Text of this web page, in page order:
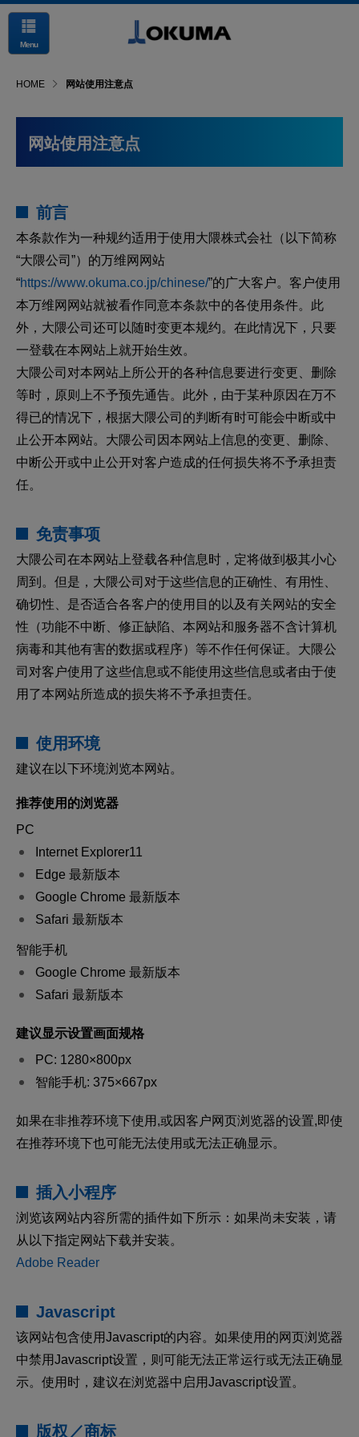
Menu
HOME 网站使用注意点
网站使用注意点
前言
本条款作为一种规约适用于使用大隈株式会社（以下简称
“大隈公司”）的万维网网站
“https://www.okuma.co.jp/chinese/”的广大客户。客户使用
本万维网网站就被看作同意本条款中的各使用条件。此
外，大隈公司还可以随时变更本规约。在此情况下，只要
一登载在本网站上就开始生效。
大隈公司对本网站上所公开的各种信息要进行变更、删除
等时，原则上不予预先通告。此外，由于某种原因在万不
得已的情况下，根据大隈公司的判断有时可能会中断或中
止公开本网站。大隈公司因本网站上信息的变更、删除、
中断公开或中止公开对客户造成的任何损失将不予承担责
任。
免责事项
大隈公司在本网站上登载各种信息时，定将做到极其小心
周到。但是，大隈公司对于这些信息的正确性、有用性、
确切性、是否适合各客户的使用目的以及有关网站的安全
性（功能不中断、修正缺陷、本网站和服务器不含计算机
病毒和其他有害的数据或程序）等不作任何保证。大隈公
司对客户使用了这些信息或不能使用这些信息或者由于使
用了本网站所造成的损失将不予承担责任。
使用环境
建议在以下环境浏览本网站。
推荐使用的浏览器
PC
Internet Explorer11
Edge 最新版本
Google Chrome 最新版本
Safari 最新版本
智能手机
Google Chrome 最新版本
Safari 最新版本
建议显示设置画面规格
PC: 1280×800px
智能手机: 375×667px
如果在非推荐环境下使用,或因客户网页浏览器的设置,即使
在推荐环境下也可能无法使用或无法正确显示。
插入小程序
浏览该网站内容所需的插件如下所示：如果尚未安装，请
从以下指定网站下载并安装。
Adobe Reader
Javascript
该网站包含使用Javascript的内容。如果使用的网页浏览器
中禁用Javascript设置，则可能无法正常运行或无法正确显
示。使用时，建议在浏览器中启用Javascript设置。
版权／商标